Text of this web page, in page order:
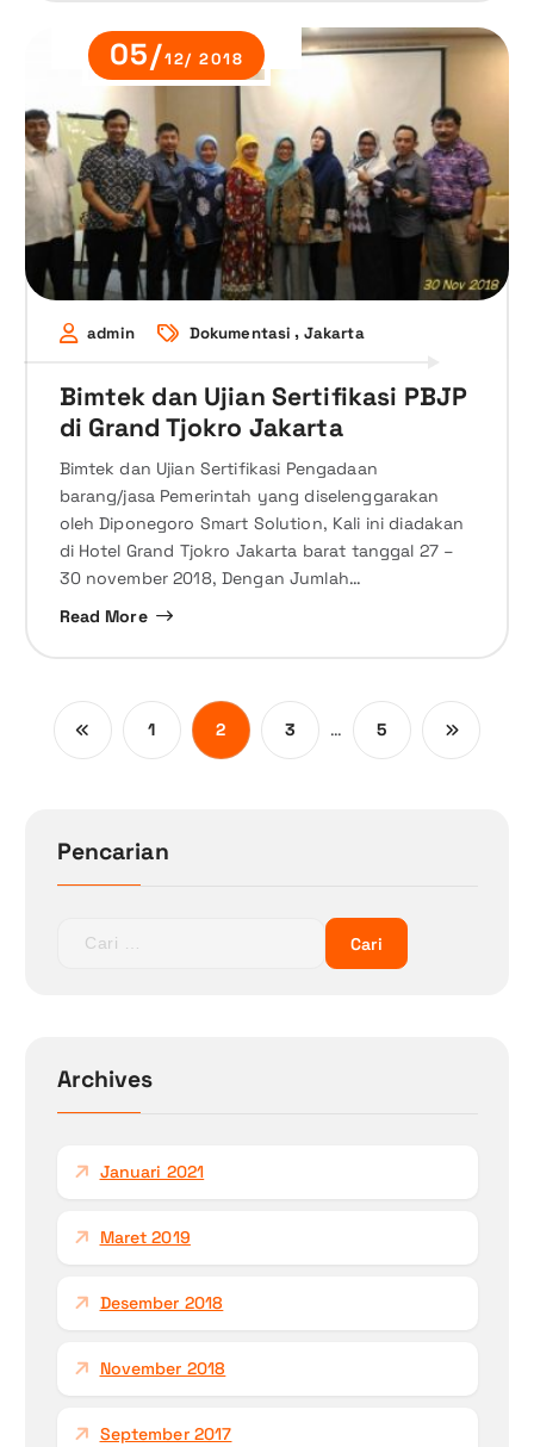
05/12/ 2018
admin Dokumentasi , Jakarta
Bimtek dan Ujian Sertifikasi PBJP
di Grand Tjokro Jakarta
Bimtek dan Ujian Sertifikasi Pengadaan
barang/jasa Pemerintah yang diselenggarakan
oleh Diponegoro Smart Solution, Kali ini diadakan
di Hotel Grand Tjokro Jakarta barat tanggal 27 –
30 november 2018, Dengan Jumlah…
Read More
1 2 3 … 5
Pencarian
n
tArchives
Januari 2021
Maret 2019
Desember 2018
November 2018
September 2017